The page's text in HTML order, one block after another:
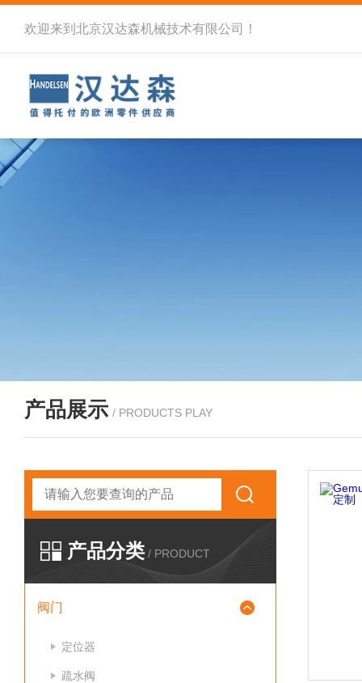
欢迎来到北京汉达森机械技术有限公司！
产品展示 / PRODUCTS PLAY
产品分类 / PRODUCT
阀门
定位器
疏水阀